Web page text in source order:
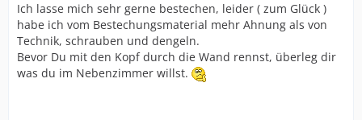
Ich lasse mich sehr gerne bestechen, leider ( zum Glück )
habe ich vom Bestechungsmaterial mehr Ahnung als von
Technik, schrauben und dengeln.
Bevor Du mit den Kopf durch die Wand rennst, überleg dir
was du im Nebenzimmer willst.